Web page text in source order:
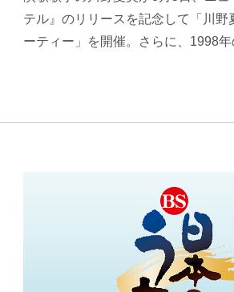
テル』のリリースを記念して「川野
ーティー」を開催。さらに、1998